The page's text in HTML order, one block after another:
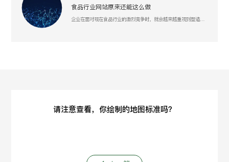
食品行业网站原来还能这么做
企业在面对现在食品行业的激烈竞争时，就会越来越重视到塑造好线上形象或许是一个突破口。
请注意查看，你绘制的地图标准吗？